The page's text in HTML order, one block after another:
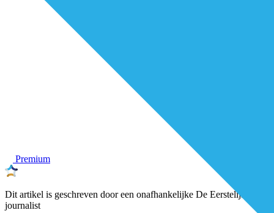
Premium
Dit artikel is geschreven door een onafhankelijke De Eerstelijns-
journalist